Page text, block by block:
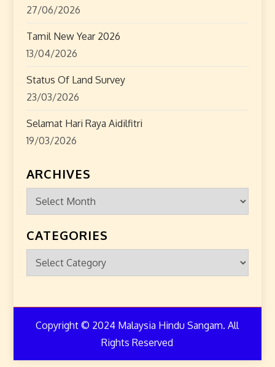
27/06/2026
Tamil New Year 2026
13/04/2026
Status Of Land Survey
23/03/2026
Selamat Hari Raya Aidilfitri
19/03/2026
ARCHIVES
Archives
CATEGORIES
Categories
Copyright © 2024 Malaysia Hindu Sangam. All
Rights Reserved